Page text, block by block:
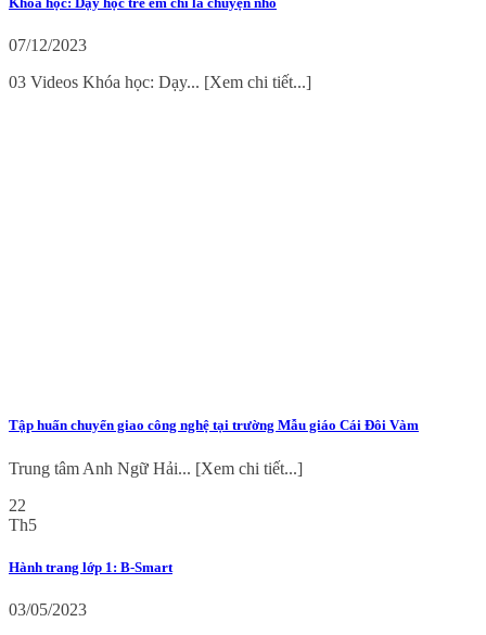
07/12/2023
03 Videos Khóa học: Dạy... [Xem chi tiết...]
Tập huấn chuyển giao công nghệ tại trường Mẫu giáo Cái Đôi Vàm
Trung tâm Anh Ngữ Hải... [Xem chi tiết...]
22
Th5
Hành trang lớp 1: B-Smart
03/05/2023